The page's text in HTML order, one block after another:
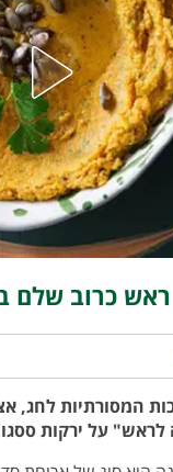
כרוב שלם
המסורתיות לחג,
על ירקות